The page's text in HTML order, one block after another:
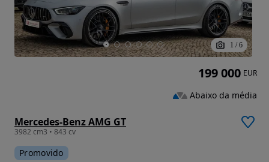
1 / 6
Mercedes-Benz AMG GT
3982 cm3 • 843 cv
Promovido
199 000 EUR
Abaixo da média